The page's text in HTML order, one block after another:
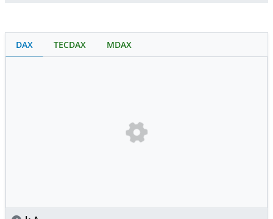
DAX TECDAX MDAX